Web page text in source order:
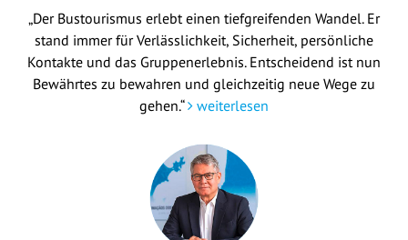
„Der Bustourismus erlebt einen tiefgreifenden Wandel. Er
stand immer für Verlässlichkeit, Sicherheit, persönliche
Kontakte und das Gruppenerlebnis. Entscheidend ist nun
Bewährtes zu bewahren und gleichzeitig neue Wege zu
gehen.“
weiterlesen